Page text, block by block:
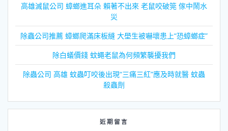
高雄滅鼠公司 蟑螂進耳朵 賴著不出來 老鼠咬破筦 傢中鬧水
災
除蟲公司推薦 蟑螂爬滿床板縫 大壆生被嚇壞患上“恐蟑螂症”
除白蟻價錢 蚊蠅老鼠為何頻繁襲擾我們
除蟲公司 高雄 蚊蟲叮咬後出現“三痛三紅”應及時就醫 蚊蟲
殺蟲劑
近期留言